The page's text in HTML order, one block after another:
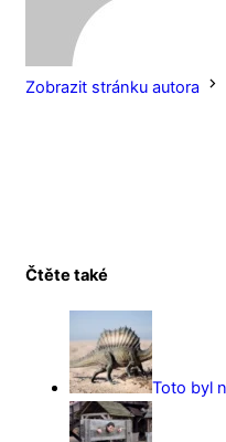
Zobrazit stránku autora
Čtěte také
Toto byl